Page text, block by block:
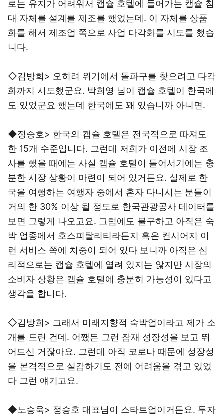
로는 유지가 어려워서 캡슐 호텔에 들어가는 캡슐 침
대 자체를 설계를 제조를 했었는데. 이 자체를 상품
화를 해서 제조업 쪽으로 사업 다각화를 시도를 했습
니다.
◇김방희> 오히려 위기에서 돌파구를 찾으려고 다각
화까지 시도했군요. 박희영 님이 캡슐 호텔이 한국에
도 있었군요 했는데 한국에도 꽤 있습니까 아니면.
◆정승호> 한국의 캡슐 호텔은 전국적으로 따져도
한 15개 수준입니다. 그런데 저희가 이전에 시장 조
사를 했을 때에는 사실 캡슐 호텔이 들어서기에는 충
분한 시장 상황이 마련이 되어 있거든요. 실제로 한
국을 여행하는 여행자 중에서 혼자 다니시는 분들이
거의 한 30% 이상 될 정도로 한국관광공사 데이터를
보면 그렇게 나오고요. 그럼에도 불구하고 아직은 숙
박 업종에서 호스피탈리티라든지 혹은 컨시어지 이
런 서비스 쪽에 치중이 되어 있다 보니까 아직은 심
리적으로는 캡슐 호텔에 열려 있지는 않지만 시장의
소비자 상황은 캡슐 호텔에 충분히 가능성이 있다고
생각을 합니다.
◇김방희> 그래서 미래지향적 숙박업이라고 제가 소
개를 드린 건데. 어쨌든 그런 잠재 성장성을 보고 뛰
어드신 거잖아요. 그런데 아직 코로나 때문에 성장성
을 본격적으로 실감하기도 전에 어려움을 겪고 있었
다 그런 얘기고요.
◆노승욱> 정승호 대표님이 스타트업이거든요. 투자